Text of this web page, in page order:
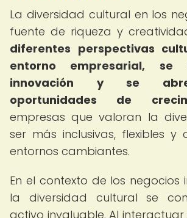
La diversidad cultural en los
fuente de riqueza y
diferentes perspectivas
entorno empresarial, se
innovación y se
oportunidades de
empresas que valoran la
ser más inclusivas, flexibles
entornos cambiantes.
En el contexto de los negocios
la diversidad cultural se
activo invaluable. Al